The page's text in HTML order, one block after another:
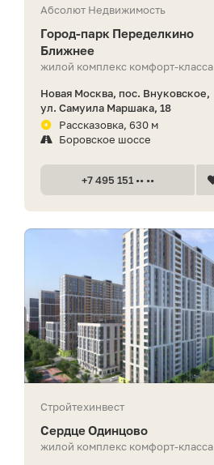
Абсолют Недвижимость
Город-парк Переделкино
Ближнее
жилой комплекс комфорт-класса
Новая Москва, пос. Внуковское,
ул. Самуила Маршака, 18
Рассказовка, 630 м
Боровское шоссе
+7 495 151 •• ••
Стройтехинвест
Сердце Одинцово
жилой комплекс комфорт-класса